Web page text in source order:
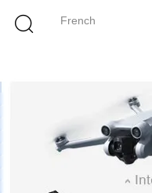
French